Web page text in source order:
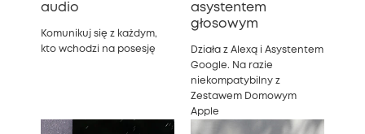
audio
Komunikuj się z każdym,
kto wchodzi na posesję
asystentem
głosowym
Działa z Alexą i Asystentem
Google. Na razie
niekompatybilny z
Zestawem Domowym
Apple